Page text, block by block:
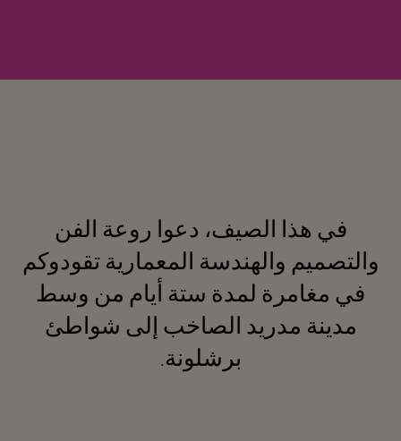
في هذا الصيف، دعوا روعة الفن
والتصميم والهندسة المعمارية تقودوكم
في مغامرة لمدة ستة أيام من وسط
مدينة مدريد الصاخب إلى شواطئ
برشلونة.